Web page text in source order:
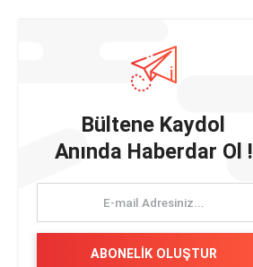
Bültene Kaydol
Anında Haberdar Ol !
ABONELİK OLUŞTUR